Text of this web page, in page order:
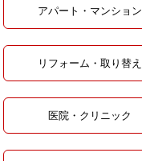
アパート・マンション
リフォーム・取り替え
医院・クリニック